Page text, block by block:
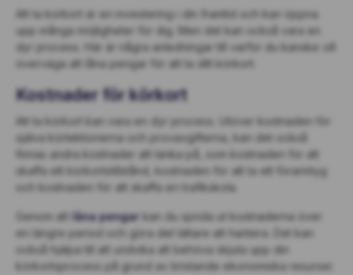
Att ta körkort är en investering i din framtid och kan öppna
upp många möjligheter för dig. Men det kan också vara en
dyr process. Här är några anledningar till varför du kanske vill
överväga att låna pengar för att ta ditt körkort.
Kostnader för körkort
Att ta körkort kan vara en dyr process. Utöver kostnaden för
själva körlektionerna och provavgifterna, kan det också
finnas andra kostnader att tänka på, som kostnaden för att
skaffa ett körkortstillstånd, kostnaden för att ta ett förarintyg
och kostnaden för att skaffa en trafikskola.
Genom att låna pengar kan du sprida ut kostnaderna över
en längre period och göra det lättare att hantera. Det kan
också hjälpa till att undvika att behöva skjuta upp din
körkortsprocess på grund av bristande ekonomiska resurser.